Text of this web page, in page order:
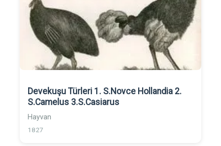
Devekuşu Türleri 1. S.Novce Hollandia 2.
S.Camelus 3.S.Casiarus
Hayvan
1827